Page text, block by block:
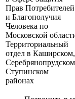
Прав Потребителей
и Благополучия
Человека по
Московской
Территориальный
отдел в Каширском,
Ступинском
районах